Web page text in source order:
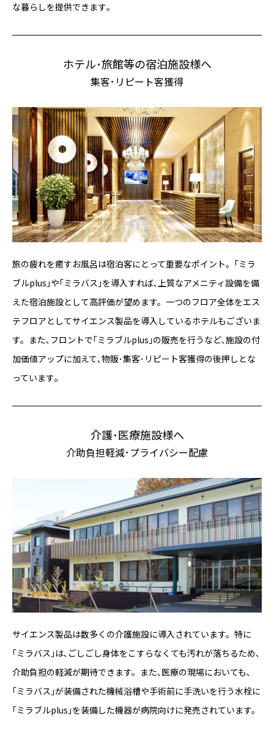
な暮らしを提供できます｡
ホテル･旅館等の宿泊施設様へ
集客･リピート客獲得
旅の疲れを癒すお風呂は宿泊客にとって重要なポイント。｢ミラ
ブルplus｣や｢ミラバス｣を導入すれば､上質なアメニティ設備を備
えた宿泊施設として高評価が望めます。一つのフロア全体をエス
テフロアとしてサイエンス製品を導入しているホテルもございま
す。また､フロントで｢ミラブルplus｣の販売を行うなど､施設の付
加価値アップに加えて､物販･集客･リピート客獲得の後押しとな
っています｡
介護･医療施設様へ
介助負担軽減･プライバシー配慮
サイエンス製品は数多くの介護施設に導入されています。特に
｢ミラバス｣は､ごしごし身体をこすらなくても汚れが落ちるため､
介助負担の軽減が期待できます。また､医療の現場においても､
｢ミラバス｣が装備された機械浴槽や手術前に手洗いを行う水栓に
｢ミラブルplus｣を装備した機器が病院向けに発売されています。